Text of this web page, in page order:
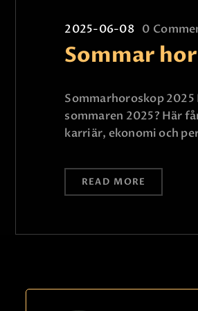
2025-06-08 0
Sommar
Sommarhoroskop
sommaren 2025? Här
karriär, ekonomi och
READ MORE